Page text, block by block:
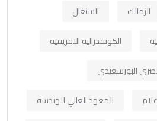
الزمالك
السنغال
الكونفدرالية الافريقية
البورسعيدي
المعهد العالي للهندسة